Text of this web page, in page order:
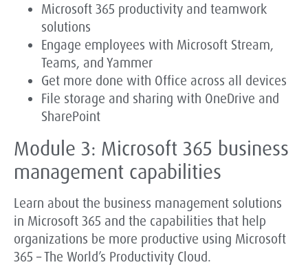
Microsoft 365 productivity and teamwork
solutions
Engage employees with Microsoft Stream,
Teams, and Yammer
Get more done with Office across all devices
File storage and sharing with OneDrive and
SharePoint
Module 3: Microsoft 365 business
management capabilities
Learn about the business management solutions
in Microsoft 365 and the capabilities that help
organizations be more productive using Microsoft
365 – The World’s Productivity Cloud.